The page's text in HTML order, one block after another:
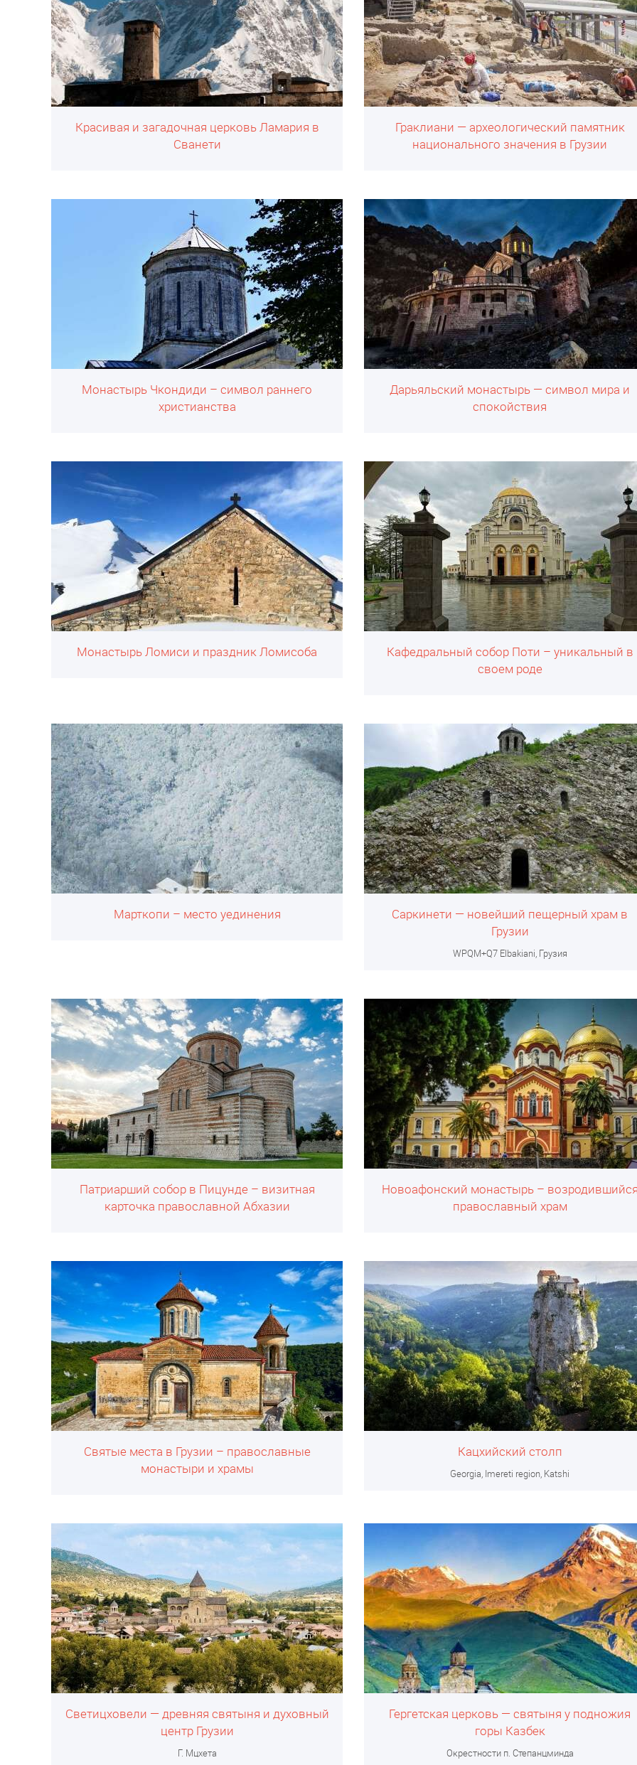
Красивая и загадочная церковь Ламария в
Сванети
Граклиани — археологический памятник
национального значения в Грузии
Монастырь Чкондиди – символ раннего
христианства
Дарьяльский монастырь — символ мира и
спокойствия
Монастырь Ломиси и праздник Ломисоба
Кафедральный собор Поти – уникальный в
своем роде
Марткопи – место уединения
Саркинети — новейший пещерный храм в
Грузии
WPQM+Q7 Elbakiani, Грузия
Патриарший собор в Пицунде – визитная
карточка православной Абхазии
Новоафонский монастырь –
православный храм
Святые места в Грузии – православные
монастыри и храмы
Кацхийский столп
Georgia, Imereti region, Katshi
Светицховели — древняя святыня и духовный
центр Грузии
Г. Мцхета
Гергетская церковь — святыня у подножия
горы Казбек
Окрестности п. Степанцминда